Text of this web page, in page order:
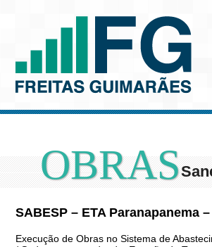
OBRAS
SABESP – ETA Paranapanema
Execução de Obras no Sistema de